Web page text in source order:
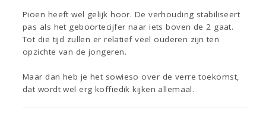
Pioen heeft wel gelijk hoor. De verhouding stabiliseert
pas als het geboortecijfer naar iets boven de 2 gaat.
Tot die tijd zullen er relatief veel ouderen zijn ten
opzichte van de jongeren.
Maar dan heb je het sowieso over de verre toekomst,
dat wordt wel erg koffiedik kijken allemaal.